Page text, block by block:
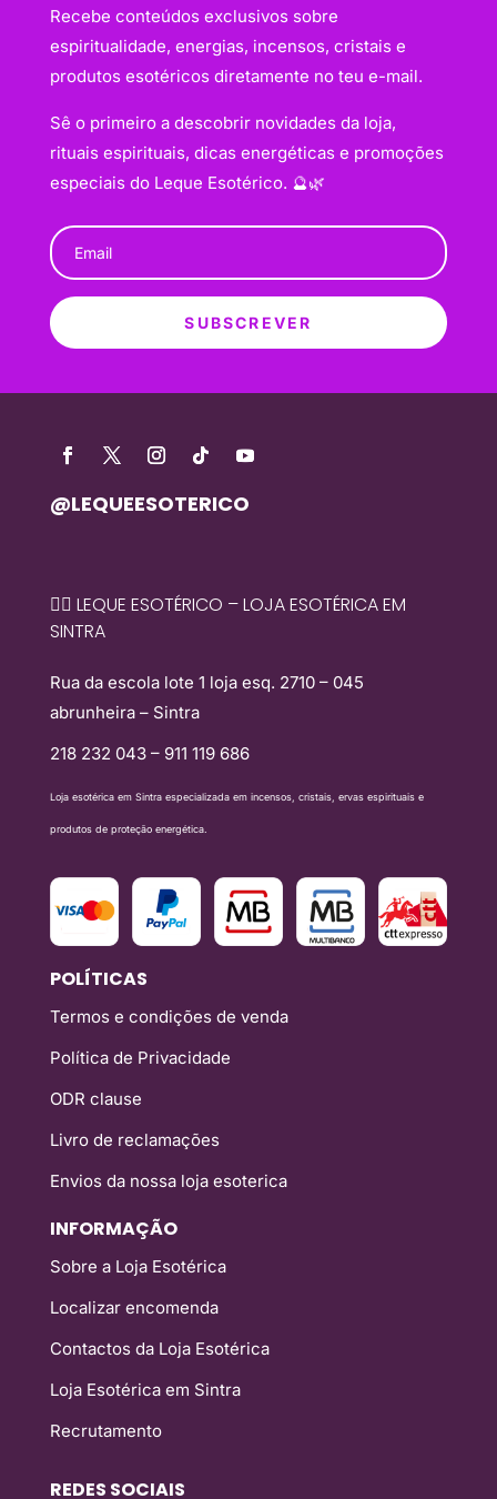
Recebe conteúdos exclusivos sobre
espiritualidade, energias, incensos, cristais e
produtos esotéricos diretamente no teu e-mail.
Sê o primeiro a descobrir novidades da loja,
rituais espirituais, dicas energéticas e promoções
especiais do Leque Esotérico. 🔮🌿
SUBSCREVER
@LEQUEESOTERICO
🧙‍♀️ LEQUE ESOTÉRICO – LOJA ESOTÉRICA EM
SINTRA
Rua da escola lote 1 loja esq. 2710 – 045
abrunheira – Sintra
218 232 043 – 911 119 686
Loja esotérica em Sintra especializada em incensos, cristais, ervas espirituais e
produtos de proteção energética.
POLÍTICAS
Termos e condições de venda
Política de Privacidade
ODR clause
Livro de reclamações
Envios da nossa loja esoterica
INFORMAÇÃO
Sobre a Loja Esotérica
Localizar encomenda
Contactos da Loja Esotérica
Loja Esotérica em Sintra
Recrutamento
REDES SOCIAIS